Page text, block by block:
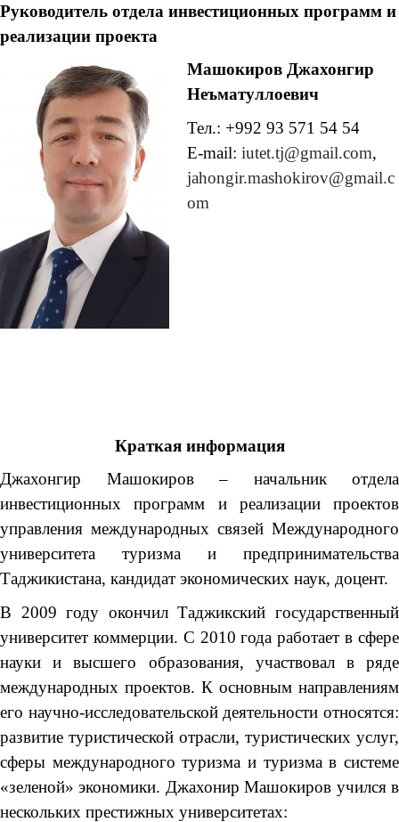
Руководитель отдела инвестиционных программ и
реализации проекта
Машокиров Джахонгир
Неъматуллоевич
Тел.: +992 93 571 54 54
E-mail: iutet.tj@gmail.com,
jahongir.mashokirov@gmail.c
om
Краткая информация
Джахонгир Машокиров – начальник отдела
инвестиционных программ и реализации проектов
управления международных связей Международного
университета туризма и предпринимательства
Таджикистана, кандидат экономических наук, доцент.
В 2009 году окончил Таджикский государственный
университет коммерции. С 2010 года работает в сфере
науки и высшего образования, участвовал в ряде
международных проектов. К основным направлениям
его научно-исследовательской деятельности относятся:
развитие туристической отрасли, туристических услуг,
сферы международного туризма и туризма в системе
«зеленой» экономики. Джахонир Машокиров учился в
нескольких престижных университетах: